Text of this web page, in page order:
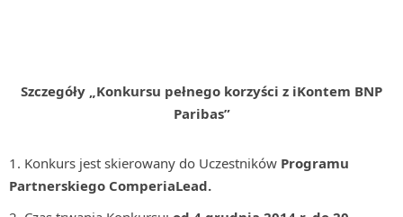
Szczegóły „Konkursu pełnego korzyści z iKontem BNP
Paribas”
Konkurs jest skierowany do Uczestników Programu
Partnerskiego ComperiaLead.